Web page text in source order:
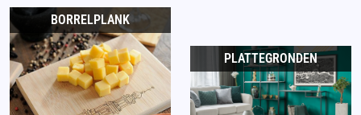
BORRELPLANK
PLATTEGRONDEN